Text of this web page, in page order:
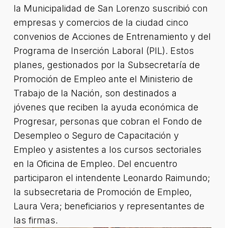
la Municipalidad de San Lorenzo suscribió con
empresas y comercios de la ciudad cinco
convenios de Acciones de Entrenamiento y del
Programa de Inserción Laboral (PIL). Estos
planes, gestionados por la Subsecretaría de
Promoción de Empleo ante el Ministerio de
Trabajo de la Nación, son destinados a
jóvenes que reciben la ayuda económica de
Progresar, personas que cobran el Fondo de
Desempleo o Seguro de Capacitación y
Empleo y asistentes a los cursos sectoriales
en la Oficina de Empleo. Del encuentro
participaron el intendente Leonardo Raimundo;
la subsecretaria de Promoción de Empleo,
Laura Vera; beneficiarios y representantes de
las firmas.